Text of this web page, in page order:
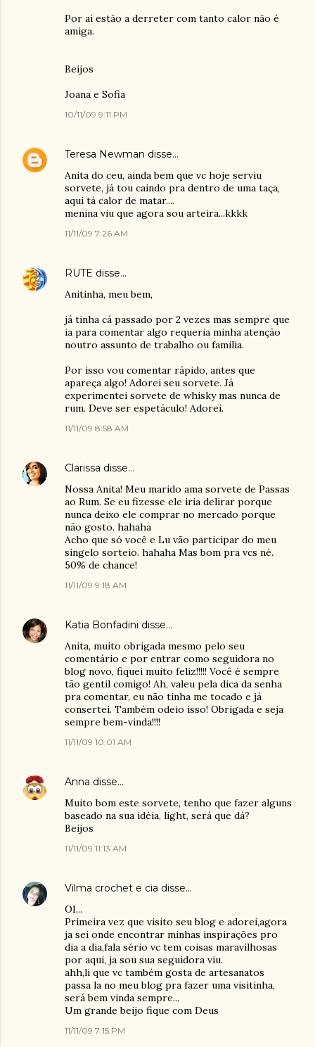
Por ai estão a derreter com tanto calor não é
amiga.
Beijos
Joana e Sofia
10/11/09 9:11 PM
Teresa Newman disse…
Anita do ceu, ainda bem que vc hoje serviu
sorvete, já tou caindo pra dentro de uma taça,
aqui tá calor de matar....
menina viu que agora sou arteira...kkkk
11/11/09 7:26 AM
RUTE disse…
Anitinha, meu bem,
já tinha cá passado por 2 vezes mas sempre que
ia para comentar algo requeria minha atenção
noutro assunto de trabalho ou familia.
Por isso vou comentar rápido, antes que
apareça algo! Adorei seu sorvete. Já
experimentei sorvete de whisky mas nunca de
rum. Deve ser espetáculo! Adorei.
11/11/09 8:58 AM
Clarissa disse…
Nossa Anita! Meu marido ama sorvete de Passas
ao Rum. Se eu fizesse ele iria delirar porque
nunca deixo ele comprar no mercado porque
não gosto. hahaha
Acho que só você e Lu vão participar do meu
singelo sorteio. hahaha Mas bom pra vcs né.
50% de chance!
11/11/09 9:18 AM
Katia Bonfadini disse…
Anita, muito obrigada mesmo pelo seu
comentário e por entrar como seguidora no
blog novo, fiquei muito feliz!!!!! Você é sempre
tão gentil comigo! Ah, valeu pela dica da senha
pra comentar, eu não tinha me tocado e já
consertei. Também odeio isso! Obrigada e seja
sempre bem-vinda!!!!
11/11/09 10:01 AM
Anna disse…
Muito bom este sorvete, tenho que fazer alguns
baseado na sua idéia, light, será que dá?
Beijos
11/11/09 11:13 AM
Vilma crochet e cia disse…
OI...
Primeira vez que visito seu blog e adorei,agora
ja sei onde encontrar minhas inspirações pro
dia a dia,fala sério vc tem coisas maravilhosas
por aqui, ja sou sua seguidora viu.
ahh,li que vc também gosta de artesanatos
passa la no meu blog pra fazer uma visitinha,
será bem vinda sempre...
Um grande beijo fique com Deus
11/11/09 7:15 PM